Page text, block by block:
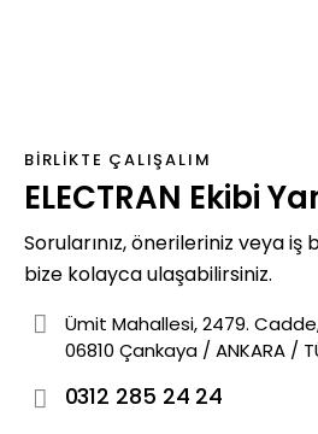
BIRLIKTE ÇALIŞALIM
ELECTRAN Ekibi
Sorularınız, önerileriniz veya
bize kolayca ulaşabilirsiniz.
Ümit Mahallesi, 2479.
06810 Çankaya / ANKARA /
0312 285 24 24